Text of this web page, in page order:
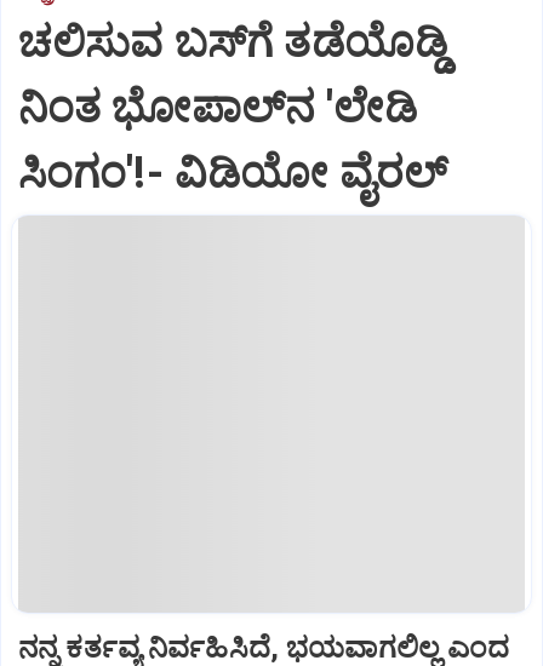
ಚಲಿಸುವ ಬಸ್‌ಗೆ ತಡೆಯೊಡ್ಡಿ
ನಿಂತ ಭೋಪಾಲ್‌ನ 'ಲೇಡಿ
ಸಿಂಗಂ'!- ವಿಡಿಯೋ ವೈರಲ್
ನನ್ನ ಕರ್ತವ್ಯ ನಿರ್ವಹಿಸಿದೆ, ಭಯವಾಗಲಿಲ್ಲ ಎಂದ